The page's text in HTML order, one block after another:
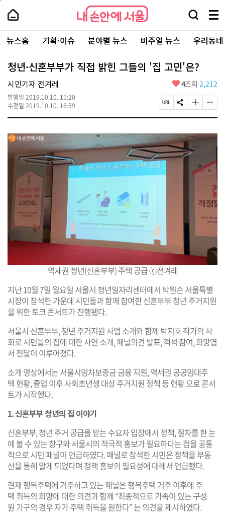
본
로
가
내
손
안
에
서
울
-
서
울
시
대
표
소
포
털
내
손
에
울
검
창
열
기
메
뉴
전
체
보
주
요
서
뉴스홈 기획·이슈 분야별 뉴스 비주얼 뉴스 우리동
청년·신혼부부가 직접 밝힌 그들의 '집 고민'은?
시민기자 전겨레
발행일 2019.10.10. 15:20
수정일 2019.10.10. 16:59
좋
요
4조회 2,212
페
이
U
R
L
복
S
N
공
유
하
기
글
자
기
크
게
경
하
글
자
기
작
게
변
경
하
기
역세권 청년(신혼부부) 주택 공급 ⓒ전겨레
지난 10월 7일 월요일 서울시 청년일자리센터에서 박원순 서울특별
시장이 참석한 가운데 시민들과 함께 참여한 신혼부부 청년 주거지원
을 위한 토크 콘서트가 진행됐다.
서울시 신혼부부, 청년 주거지원 사업 소개와 함께 박지호 작가의 사
회로 시민들의 집에 대한 사연 소개, 패널의견 발표, 객석 참여, 희망엽
서 전달이 이루어졌다.
소개 영상에서는 서울시임차보증금 금융 지원, 역세권 공공임대주
택 현황, 졸업 이후 사회초년생 대상 주거지원 정책 등 현황 으로 콘서
트가 시작했다.
1.신혼부부 청년의 집 이야기
신혼부부, 청년 주거 공급을 받는 수요자 입장에서 정책, 절차를 한 눈
에 볼 수 있는 창구와 서울시의 적극적 홍보가 필요하다는 점을 공통
적으로 시민 패널이 언급하였다. 패널로 참석한 시민은 정책을 부동
산을 통해 알게 되었다며 정책 홍보의 필요성에 대해서 언급했다.
현재 행복주택에 거주하고 있는 패널은 행복주택 거주 이후에 주
택 취득의 희망에 대한 의견과 함께 “최종적으로 가족이 있는 구성
원 가구의 경우 자가 주택 취득을 원한다” 는 의견을 제시하였다.
페
상
단
로